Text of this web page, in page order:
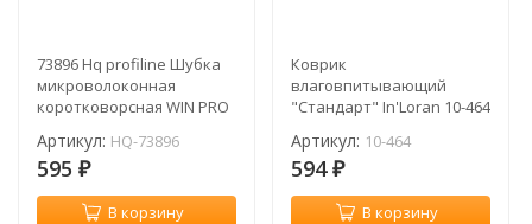
73896 Hq profiline Шубка
микроволоконная
коротковорсная WIN PRO
Артикул: HQ-73896
595 ₽
В корзину
Коврик
влаговпитывающий
"Стандарт" In'Loran 10-464
40х60 см
Артикул: 10-464
594 ₽
В корзину